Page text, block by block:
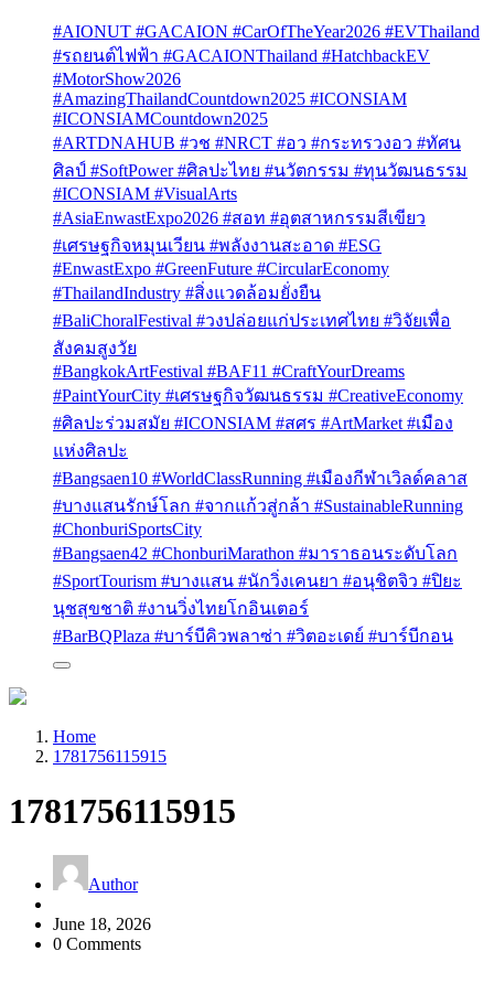
#AIONUT #GACAION #CarOfTheYear2026 #EVThailand
#รถยนต์ไฟฟ้า #GACAIONThailand #HatchbackEV
#MotorShow2026
#AmazingThailandCountdown2025 #ICONSIAM
#ICONSIAMCountdown2025
#ARTDNAHUB #วช #NRCT #อว #กระทรวงอว #ทัศน
ศิลป์ #SoftPower #ศิลปะไทย #นวัตกรรม #ทุนวัฒนธรรม
#ICONSIAM #VisualArts
#AsiaEnwastExpo2026 #สอท #อุตสาหกรรมสีเขียว
#เศรษฐกิจหมุนเวียน #พลังงานสะอาด #ESG
#EnwastExpo #GreenFuture #CircularEconomy
#ThailandIndustry #สิ่งแวดล้อมยั่งยืน
#BaliChoralFestival #วงปล่อยแก่ประเทศไทย #วิจัยเพื่อ
สังคมสูงวัย
#BangkokArtFestival #BAF11 #CraftYourDreams
#PaintYourCity #เศรษฐกิจวัฒนธรรม #CreativeEconomy
#ศิลปะร่วมสมัย #ICONSIAM #สศร #ArtMarket #เมือง
แห่งศิลปะ
#Bangsaen10 #WorldClassRunning #เมืองกีฬาเวิลด์คลาส
#บางแสนรักษ์โลก #จากแก้วสู่กล้า #SustainableRunning
#ChonburiSportsCity
#Bangsaen42 #ChonburiMarathon #มาราธอนระดับโลก
#SportTourism #บางแสน #นักวิ่งเคนยา #อนุชิตจิว #ปิยะ
นุชสุขชาติ #งานวิ่งไทยโกอินเตอร์
#BarBQPlaza #บาร์บีคิวพลาซ่า #วิตอะเดย์ #บาร์บีกอน
Home
1781756115915
1781756115915
Author
June 18, 2026
0 Comments